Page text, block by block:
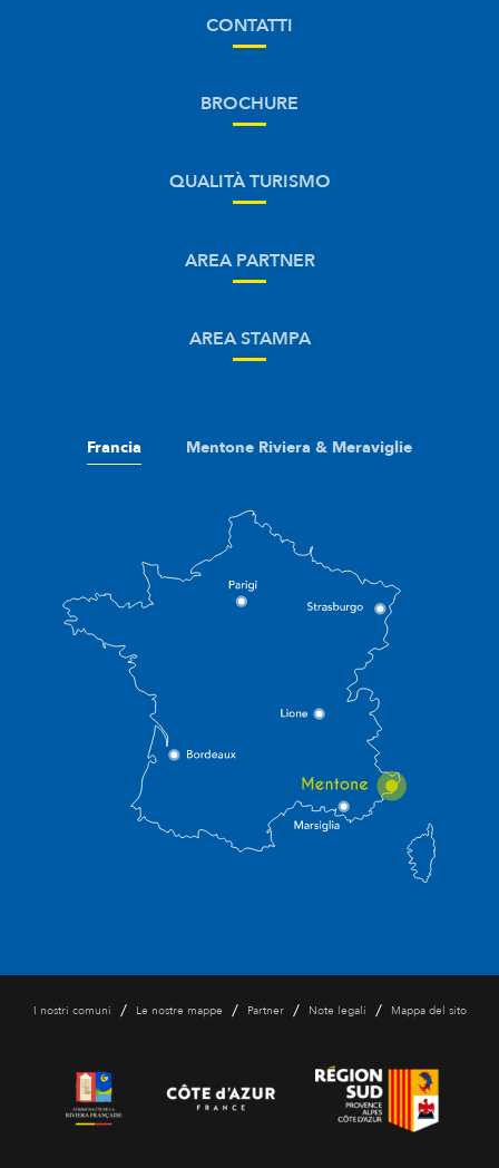
CONTATTI
BROCHURE
QUALITÀ TURISMO
AREA PARTNER
AREA STAMPA
Francia Mentone Riviera & Meraviglie
I nostri comuni / Le nostre mappe / Partner / Note legali / Mappa del sito